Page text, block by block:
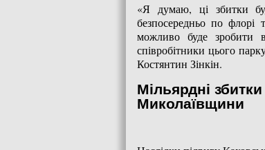
«Я думаю, ці збитки
безпосередньо по флорі
можливо буде зробити
співробітники цього
Костянтин Зінкін.
Мільярдні
Миколаївщини